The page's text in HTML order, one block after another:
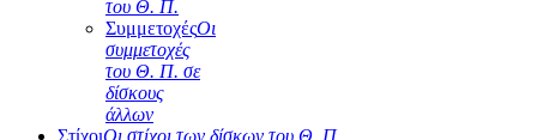
του Θ. Π.
ΣυμμετοχέςΟι
συμμετοχές
του Θ. Π. σε
δίσκους
άλλων